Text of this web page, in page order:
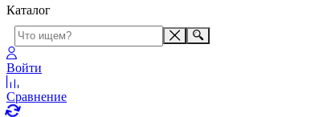
Каталог
Войти
Сравнение